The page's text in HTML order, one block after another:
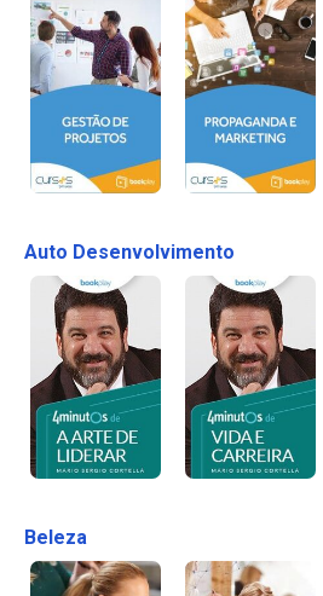
Auto Desenvolvimento
Beleza